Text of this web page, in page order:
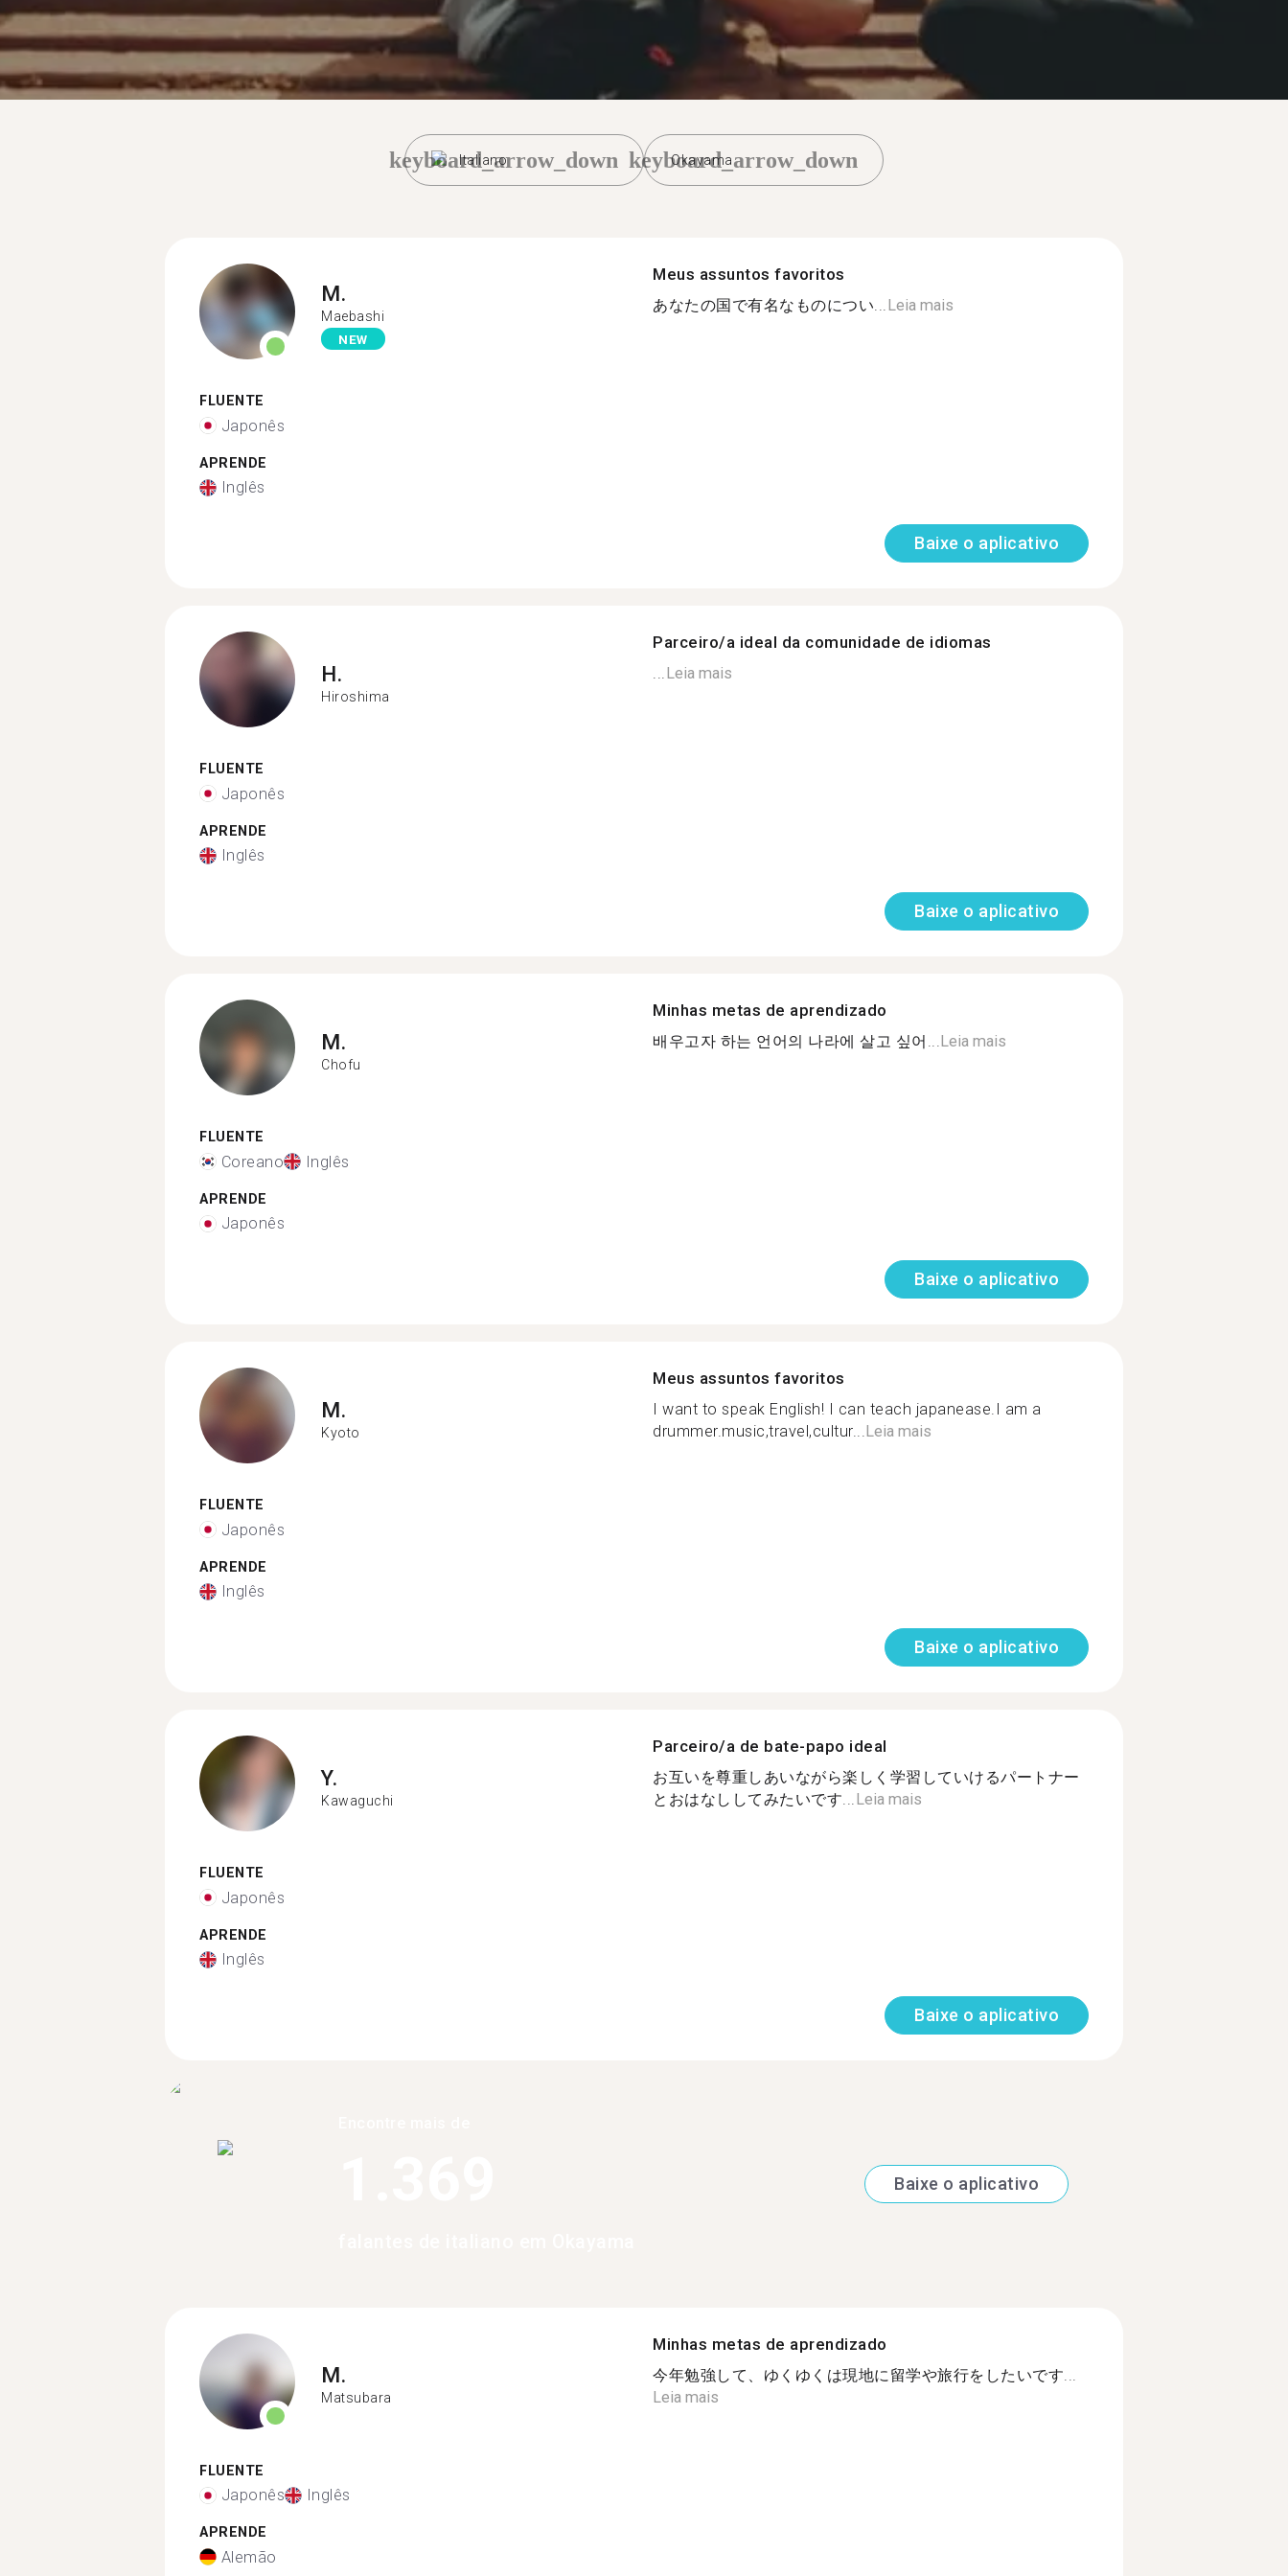
Italiano
keyboard_arrow_down Okayama
keyboard_arrow_down
M.
Maebashi
NEW
FLUENTE
Japonês
APRENDE
Inglês
Meus assuntos favoritos
あなたの国で有名なものについ...Leia mais
Baixe o aplicativo
H.
Hiroshima
FLUENTE
Japonês
APRENDE
Inglês
Parceiro/a ideal da comunidade de idiomas
...Leia mais
Baixe o aplicativo
M.
Chofu
FLUENTE
Coreano Inglês
APRENDE
Japonês
Minhas metas de aprendizado
배우고자 하는 언어의 나라에 살고 싶어...Leia mais
Baixe o aplicativo
M.
Kyoto
FLUENTE
Japonês
APRENDE
Inglês
Meus assuntos favoritos
I want to speak English! I can teach japanease.I am a
drummer.music,travel,cultur...Leia mais
Baixe o aplicativo
Y.
Kawaguchi
FLUENTE
Japonês
APRENDE
Inglês
Parceiro/a de bate-papo ideal
お互いを尊重しあいながら楽しく学習していけるパートナー
とおはなししてみたいです...Leia mais
Baixe o aplicativo
Baixe o aplicativo
M.
Matsubara
FLUENTE
Japonês Inglês
APRENDE
Alemão
Minhas metas de aprendizado
今年勉強して、ゆくゆくは現地に留学や旅行をしたいです...
Leia mais